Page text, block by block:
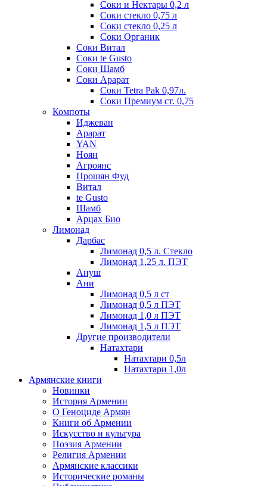
Соки и Нектары 0,2 л
Соки стекло 0,75 л
Соки стекло 0,25 л
Соки Органик
Соки Витал
Соки te Gusto
Соки Шамб
Соки Арарат
Соки Tetra Pak 0,97л.
Соки Премиум ст. 0,75
Компоты
Иджеван
Арарат
YAN
Ноян
Агроянс
Прошян Фуд
Витал
te Gusto
Шамб
Арцах Био
Лимонад
Дарбас
Лимонад 0,5 л. Стекло
Лимонад 1,25 л. ПЭТ
Ануш
Ани
Лимонад 0,5 л ст
Лимонад 0,5 л ПЭТ
Лимонад 1,0 л ПЭТ
Лимонад 1,5 л ПЭТ
Другие производители
Натахтари
Натахтари 0,5л
Натахтари 1,0л
Армянские книги
Новинки
История Армении
О Геноциде Армян
Книги об Армении
Иcкусство и культура
Поэзия Армении
Религия Армении
Армянские классики
Исторические романы